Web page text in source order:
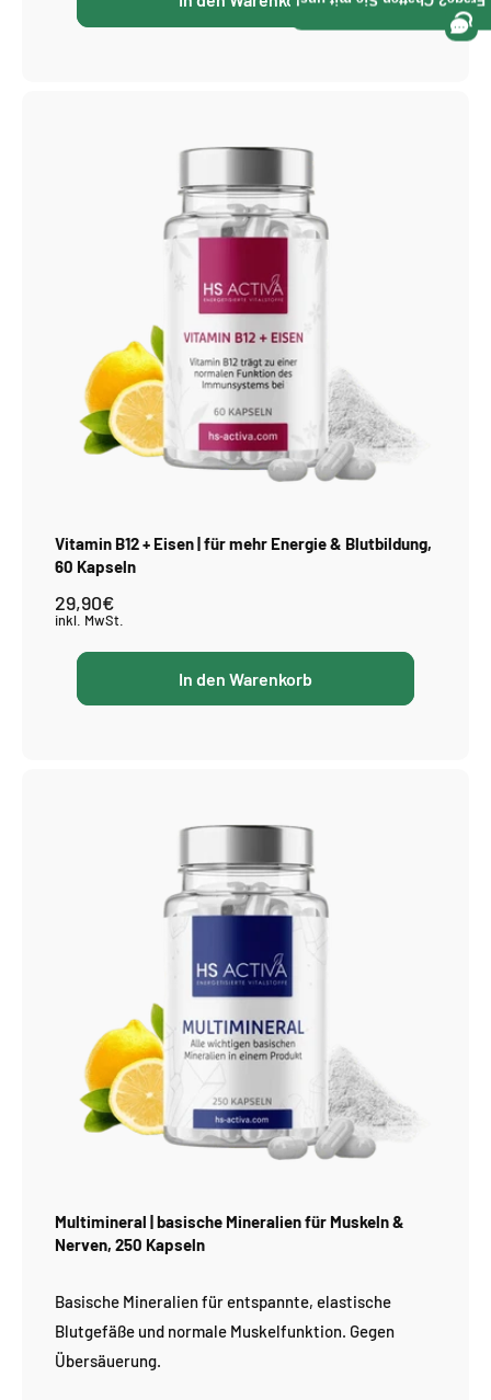
Vitamin B12 + Eisen | für mehr Energie & Blutbildung,
60 Kapseln
Normaler
Preis
29,90€
inkl. MwSt.
In den Warenkorb
Multimineral | basische Mineralien für Muskeln &
Nerven, 250 Kapseln
Basische Mineralien für entspannte, elastische
Blutgefäße und normale Muskelfunktion. Gegen
Übersäuerung.